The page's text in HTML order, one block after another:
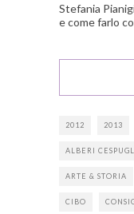
Stefania
e come farlo
2012 2013
ALBERI
ARTE & STORIA
CIBO